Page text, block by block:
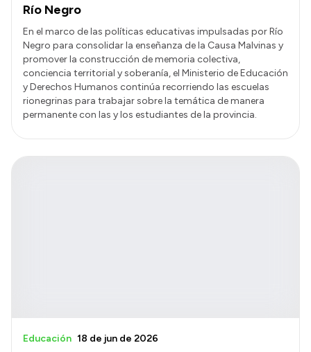
Río Negro
En el marco de las políticas educativas impulsadas por Río
Negro para consolidar la enseñanza de la Causa Malvinas y
promover la construcción de memoria colectiva,
conciencia territorial y soberanía, el Ministerio de Educación
y Derechos Humanos continúa recorriendo las escuelas
rionegrinas para trabajar sobre la temática de manera
permanente con las y los estudiantes de la provincia.
Educación 18 de jun de 2026